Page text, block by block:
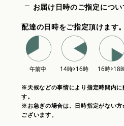
お届け日時のご指定につい
配達の日時をご指定頂けます。
※天候などの事情により指定時間内に
す。
※お急ぎの場合は、日時指定がない
ございます。